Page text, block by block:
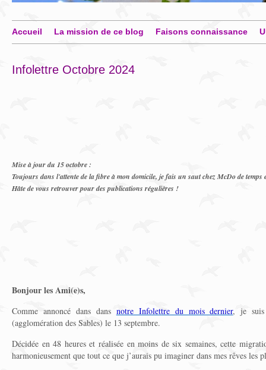
Accueil La mission de ce blog Faisons connaissance
Infolettre Octobre 2024
Mise à jour du 15 octobre :
Toujours dans l'attente de la fibre à mon domicile, je fais un saut chez McDo de temps
Hâte de vous retrouver pour des publications régulières !
Bonjour les Ami(e)s,
Comme annoncé dans dans notre Infolettre du mois dernier, je suis
(agglomération des Sables) le 13 septembre.
Décidée en 48 heures et réalisée en moins de six semaines, cette
harmonieusement que tout ce que j’aurais pu imaginer dans mes rêves les